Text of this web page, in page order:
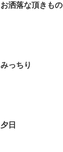
お洒落な頂きもの
みっちり
夕日